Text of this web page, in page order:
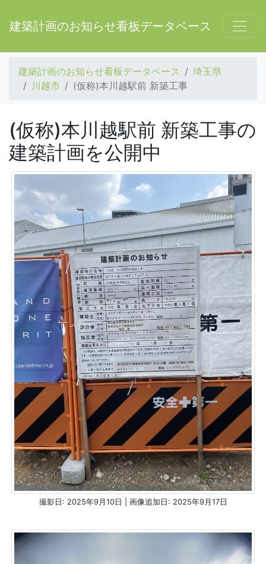
建築計画のお知らせ看板データベース
建築計画のお知らせ看板データベース
埼玉県
川越市
(仮称)本川越駅前 新築工事
(仮称)本川越駅前 新築工事の
建築計画を公開中
撮影日: 2025年9月10日 | 画像追加日: 2025年9月17日